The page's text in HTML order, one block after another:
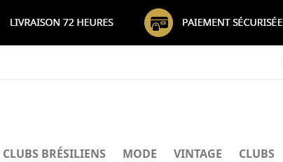
CLUBS BRÉSILIENS MODE VINTAGE CLUBS